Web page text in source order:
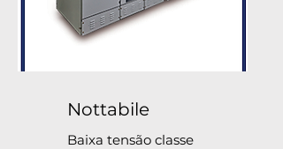
Nottabile
Baixa tensão classe